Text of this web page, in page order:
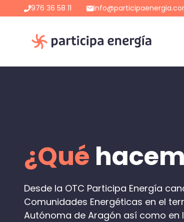
al
976 36 58 11
¿Qué
Desde la OTC Participa Energía
Comunidades Energéticas en el
Autónoma de Aragón así como en